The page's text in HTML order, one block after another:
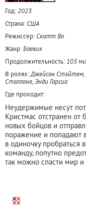
Год:2023
Страна: США
Режиссер: Скотт Во
Жанр:Боевик
Продолжительность: 103
В ролях:Джейсон
Сталлоне, Энди Гарсиа
Где проходит:
Неудержимые несут
Кристмас отстранен
новых бойцов и
поражение и попадают
в одиночку пробраться
команду, попутно
так можно спасти мир